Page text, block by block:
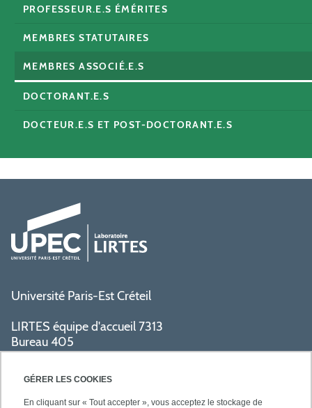
GÉRER LES COOKIES
En cliquant sur « Tout accepter », vous acceptez le stockage de
PROFESSEUR.E.S ÉMÉRITES
MEMBRES STATUTAIRES
MEMBRES ASSOCIÉ.E.S
DOCTORANT.E.S
DOCTEUR.E.S ET POST-DOCTORANT.E.S
Université Paris-Est Créteil
LIRTES équipe d'accueil 7313
Bureau 405
Bâtiment La Pyramide
80 avenue du Général de Gaulle